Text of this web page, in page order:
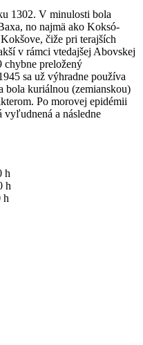
1302. V minulosti bola
no najmä ako Koksó-
čiže pri terajších
v rámci vtedajšej Abovskej
chybne preložený
sa už výhradne používa
bola kuriálnou (zemianskou)
Po morovej epidémii
vyľudnená a následne
h
h
h